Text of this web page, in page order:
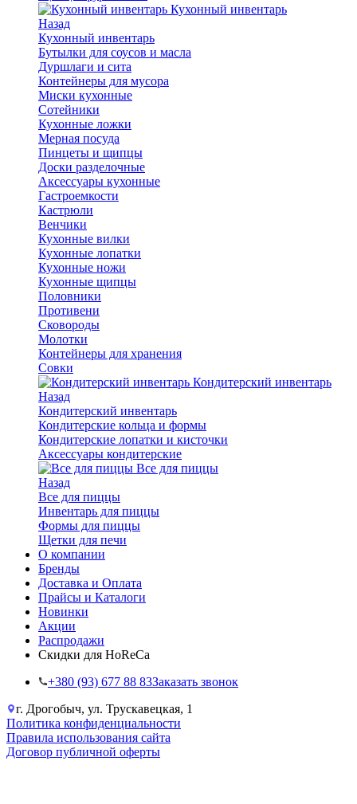
Кухонный инвентарь
Назад
Кухонный инвентарь
Бутылки для соусов и масла
Дуршлаги и сита
Контейнеры для мусора
Миски кухонные
Сотейники
Кухонные ложки
Мерная посуда
Пинцеты и щипцы
Доски разделочные
Аксессуары кухонные
Гастроемкости
Кастрюли
Венчики
Кухонные вилки
Кухонные лопатки
Кухонные ножи
Кухонные щипцы
Половники
Противени
Сковороды
Молотки
Контейнеры для хранения
Совки
Кондитерский инвентарь
Назад
Кондитерский инвентарь
Кондитерские кольца и формы
Кондитерские лопатки и кисточки
Аксессуары кондитерские
Все для пиццы
Назад
Все для пиццы
Инвентарь для пиццы
Формы для пиццы
Щетки для печи
О компании
Бренды
Доставка и Оплата
Прайсы и Каталоги
Новинки
Акции
Распродажи
Скидки для HoReCa
+38‎0 (93) 677 88 83Заказать звонок
г. Дрогобыч, ул. Трускавецкая, 1
Политика конфиденциальности
Правила использования сайта
Договор публичной оферты